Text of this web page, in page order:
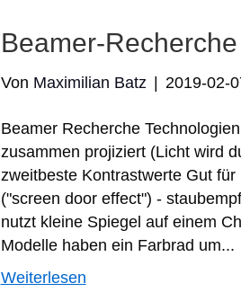
Beamer-Recherche
Von Maximilian Batz 2019-02-
Beamer Recherche
zusammen projiziert (Licht wird
zweitbeste Kontrastwerte Gut
("screen door effect") -
nutzt kleine Spiegel auf einem
Modelle haben ein Farbrad um...
Weiterlesen